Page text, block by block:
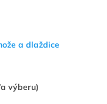
a dlaždice
výberu)